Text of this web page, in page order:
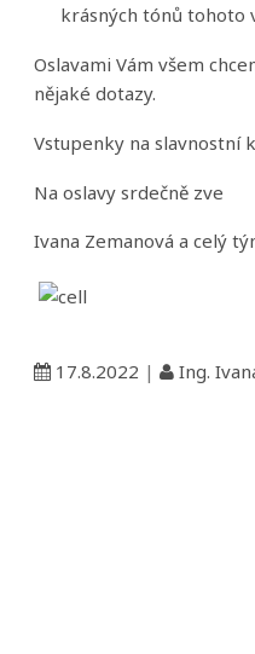
krásných tónů tohoto
Oslavami Vám všem
nějaké dotazy.
Vstupenky na slavnostní
Na oslavy srdečně zve
Ivana Zemanová a celý
17.8.2022 | Ing.